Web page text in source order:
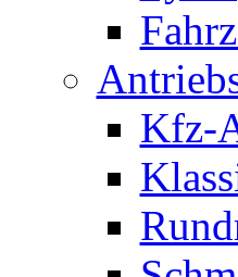
Kfz-